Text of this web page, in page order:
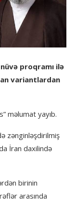
proqramı ilə
variantlardan
məlumat yayıb.
zənginləşdirilmiş
İran daxilində
birinin
arasında